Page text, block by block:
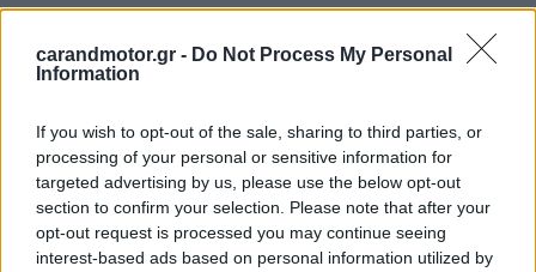
carandmotor.gr - Do Not Process My Personal
Information
If you wish to opt-out of the sale, sharing to third parties, or
processing of your personal or sensitive information for
targeted advertising by us, please use the below opt-out
section to confirm your selection. Please note that after your
opt-out request is processed you may continue seeing
interest-based ads based on personal information utilized by
ανακυκλωμένες πρώτες ύλες.